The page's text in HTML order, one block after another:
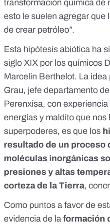
transformación química de
esto le suelen agregar que
de crear petróleo”.
Esta hipótesis abiótica ha
siglo XIX por los químicos
Marcelin Berthelot. La
Grau, jefe departamento
Perenxisa, con
energías y maldito que nos
superpoderes, es que los
resultado de un proceso
moléculas inorgánicas
presiones y altas
corteza de la Tierra,
Como puntos a favor de
evidencia de la formación